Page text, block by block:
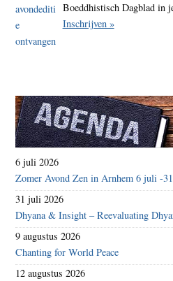
Boeddhistisch Dagblad in
Inschrijven »
6 juli 2026
Zomer Avond Zen in Arnhem 6 juli -
31 juli 2026
Dhyana & Insight – Reevaluating
9 augustus 2026
Chanting for World Peace
12 augustus 2026